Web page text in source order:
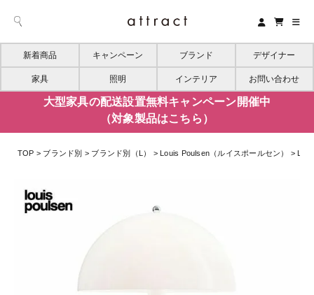
新着商品 キャンペーン ブランド デザイナー
家具 照明 インテリア お問い合わせ
大型家具の配送設置無料キャンペーン開催中
（対象製品はこちら）
TOP ブランド別 ブランド別（L） Louis Poulsen（ルイスポールセン）